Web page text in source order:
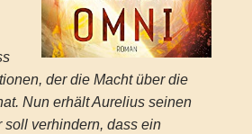
der die Macht über die
Nun erhält Aurelius seinen
soll verhindern, dass ein